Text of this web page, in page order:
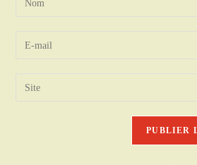
Enter
address
Saisir